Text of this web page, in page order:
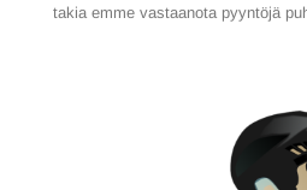
takia emme vastaanota pyyntöjä